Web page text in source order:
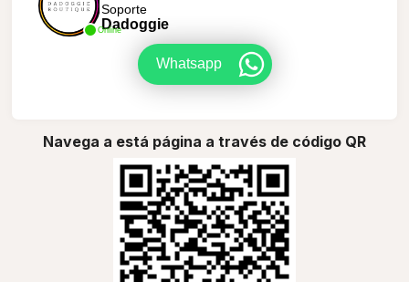
Online
Soporte
Dadoggie
Whatsapp
Navega a está página a través de código QR